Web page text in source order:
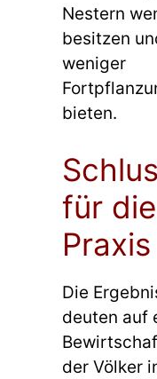
Nestern
besitzen
weniger
bieten.
für
Praxis
Die
deuten auf
der Völker